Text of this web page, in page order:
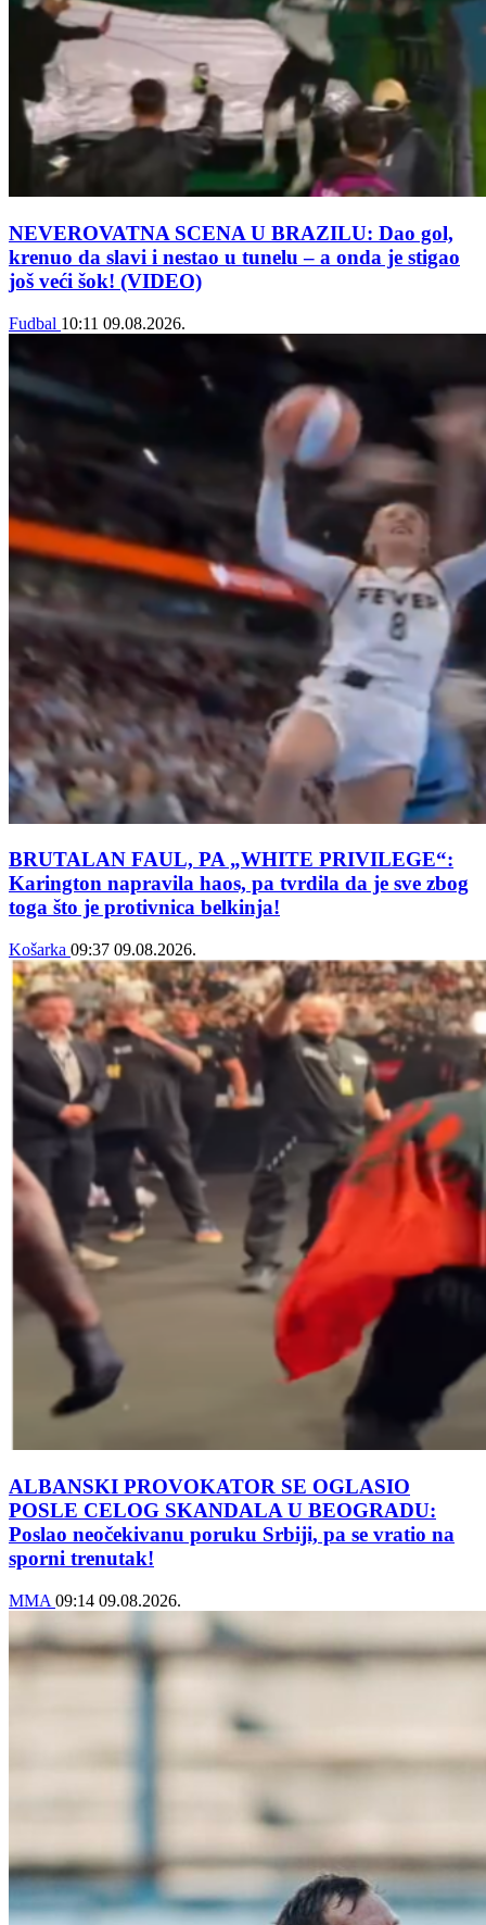
NEVEROVATNA SCENA U BRAZILU: Dao gol,
krenuo da slavi i nestao u tunelu – a onda je stigao
još veći šok! (VIDEO)
Fudbal 10:11 09.08.2026.
BRUTALAN FAUL, PA „WHITE PRIVILEGE“:
Karington napravila haos, pa tvrdila da je sve zbog
toga što je protivnica belkinja!
Košarka 09:37 09.08.2026.
ALBANSKI PROVOKATOR SE OGLASIO
POSLE CELOG SKANDALA U BEOGRADU:
Poslao neočekivanu poruku Srbiji, pa se vratio na
sporni trenutak!
MMA 09:14 09.08.2026.